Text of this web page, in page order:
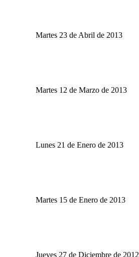
Martes 23 de Abril de 2013
Martes 12 de Marzo de 2013
Lunes 21 de Enero de 2013
Martes 15 de Enero de 2013
Jueves 27 de Diciembre de 2012